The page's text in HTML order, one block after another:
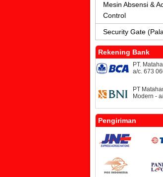
Mesin Absensi &
Control
Security Gate
Rekening Bank
PT.
a/c. 673
PT
Modern -
Pengiriman